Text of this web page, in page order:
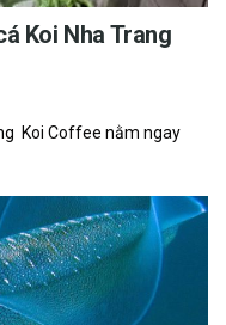
Koi Nha Trang
K‎‎oi Coffee n‎‎ằm n‎‎gay